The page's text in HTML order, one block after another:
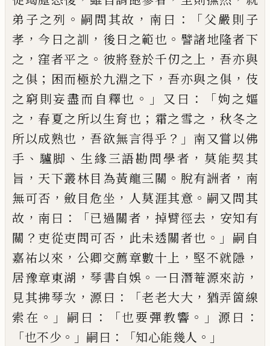
弟子之列 。 嗣問其故 ， 南曰 ：「父嚴則子
孝 ， 今日之訓 ， 後日之範也 。 譬諸地隆者下
之 ，窪者平之 。 彼將登於千仞之上 ， 吾亦與
之俱 ； 困而極於九淵之下 ， 吾亦與之俱 ， 伎
之窮則妄盡而 自釋也 。」 又曰 ：「姁之嫗
之 ， 春夏之所以生育也 ； 霜之雪之 ， 秋冬之
所以成熟也 ， 吾欲無言得乎 ？」 南又嘗以佛
手 、 驢脚 、 生緣三語勘問學者 ， 莫能契其
旨 ， 天下叢林目為黃龍三關 。 脫有詶者 ， 南
無可否 ，斂目危坐 ， 人莫涯其意 。 嗣又問其
故 ， 南曰 ：「已過關者 ， 掉臂徑去 ， 安知有
關 ？ 吏從吏問可否 ， 此未透關者也 。」 嗣自
嘉祐以來 ， 公卿交薦章數十上 ， 堅不就隱 ，
居豫章東湖 ， 琴書自娛 。 一日潛菴源來訪 ，
見其拂琴次 ， 源曰 ：「老老大大 ， 猶弄箇線
索在 。」 嗣曰 ：「也要彈教響 。」 源曰 ：
「也不少 。」 嗣曰 ：「知心能幾人 。」